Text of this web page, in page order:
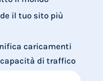
il tuo sito più
caricamenti
di traffico